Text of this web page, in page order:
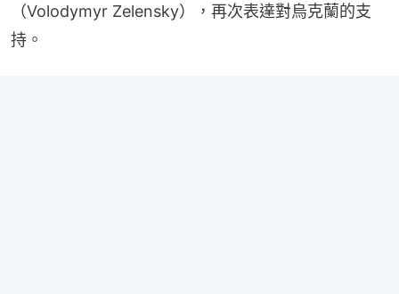
（Volodymyr Zelensky），再次表達對烏克蘭的支
持。